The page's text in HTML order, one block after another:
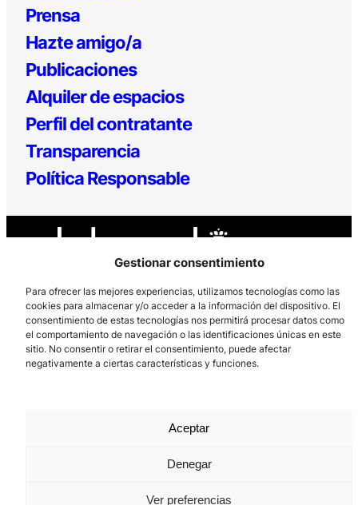
Gestionar consentimiento
Para ofrecer las mejores experiencias, utilizamos tecnologías como las
cookies para almacenar y/o acceder a la información del dispositivo. El
consentimiento de estas tecnologías nos permitirá procesar datos como
el comportamiento de navegación o las identificaciones únicas en este
sitio. No consentir o retirar el consentimiento, puede afectar
negativamente a ciertas características y funciones.
Aceptar
Denegar
Ver preferencias
Prensa
Hazte amigo/a
Publicaciones
Alquiler de espacios
Perfil del contratante
Transparencia
Política Responsable
Los Prados, 121 – 33203 Gijón
985 185 577 – info@laboralcentrodearte.org
Contacto